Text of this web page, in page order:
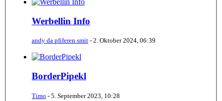
Werbellin Info
andy da pfiferen smit - 2. Oktober 2024, 06:39
BorderPipekl
Timo - 5. September 2023, 10:28